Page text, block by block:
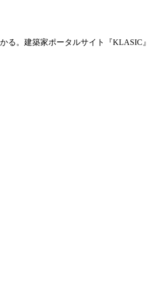
る。 建築家ポータルサイト『KLASIC』